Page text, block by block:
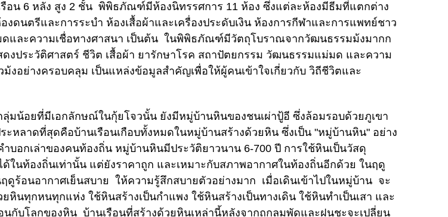
รือน 6 หลัง สูง 2 ชั้น พิพิธภัณฑ์มีห้องนิทรรศการ 11 ห้อง ซึ่งแต่ละห้องมีธีมที่แตกต่าง
งดนตรีและการระบำ ห้องเสื้อผ้าและเครื่องประดับเงิน ห้องการกีฬาและการแพทย์ชาว
และความเชื่อทางศาสนา เป็นต้น ในพิพิธภัณฑ์มีวัตถุโบราณจากวัฒนธรรมม้งมากก
งประวัติศาสตร์ ชีวิต เสื้อผ้า ยารักษาโรค สถาปัตยกรรม วัฒนธรรมแม่มด และความ
ม้งอย่างครอบคลุม เป็นแหล่งข้อมูลสำคัญเพื่อให้ผู้คนเข้าใจเกี่ยวกับ วิถีชีวิตและ
น้อยที่มีเอกลักษณ์ในกุ้ยโจวนั้น ยังมีหมู่บ้านหินของชนเผ่าปู้อี ซึ่งล้อมรอบด้วยภูเขา
ะหลาดที่สุดคือบ้านเรือนเกือบทั้งหมดในหมู่บ้านสร้างด้วยหิน ซึ่งเป็น "หมู่บ้านหิน" อย่าง
บอกเล่าของคนท้องถิ่น หมู่บ้านหินมีประวัติยาวนาน 6-700 ปี การใช้หินเป็นวัสดุ
ด้ในท้องถิ่นเท่านั้น แต่ยังราคาถูก และเหมาะกับสภาพอากาศในท้องถิ่นอีกด้วย ในฤดู
ดูร้อนอากาศเย็นสบาย ให้ความรู้สึกสบายตัวอย่างมาก เมื่อเดินเข้าไปในหมู่บ้าน จะ
ยหินทุกหนทุกแห่ง ใช้หินสร้างเป็นกำแพง ใช้หินสร้างเป็นทางเดิน ใช้หินทำเป็นเสา และ
นกับโลกของหิน บ้านเรือนที่สร้างด้วยหินเหล่านี้หลังจากถูกลมพัดและฝนชะจะเปลี่ยน